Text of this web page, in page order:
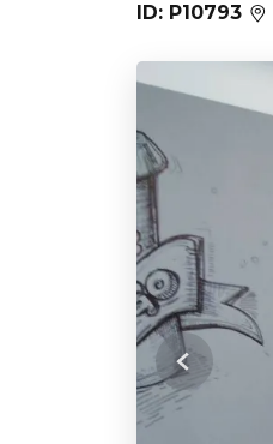
ID: P10793
Previous